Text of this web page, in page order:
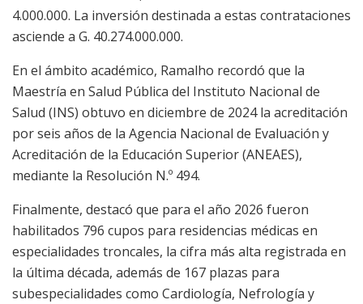
4.000.000. La inversión destinada a estas contrataciones
asciende a G. 40.274.000.000.
En el ámbito académico, Ramalho recordó que la
Maestría en Salud Pública del Instituto Nacional de
Salud (INS) obtuvo en diciembre de 2024 la acreditación
por seis años de la Agencia Nacional de Evaluación y
Acreditación de la Educación Superior (ANEAES),
mediante la Resolución N.º 494.
Finalmente, destacó que para el año 2026 fueron
habilitados 796 cupos para residencias médicas en
especialidades troncales, la cifra más alta registrada en
la última década, además de 167 plazas para
subespecialidades como Cardiología, Nefrología y